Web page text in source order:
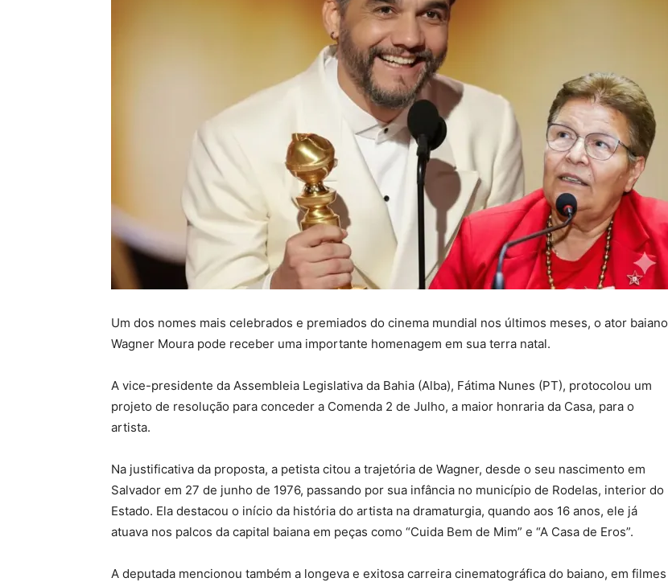
Um dos nomes mais celebrados e premiados do cinema mundial nos últimos meses, o ator baiano
Wagner Moura pode receber uma importante homenagem em sua terra natal.
A vice-presidente da Assembleia Legislativa da Bahia (Alba), Fátima Nunes (PT), protocolou um
projeto de resolução para conceder a Comenda 2 de Julho, a maior honraria da Casa, para o
artista.
Na justificativa da proposta, a petista citou a trajetória de Wagner, desde o seu nascimento em
Salvador em 27 de junho de 1976, passando por sua infância no município de Rodelas, interior do
Estado. Ela destacou o início da história do artista na dramaturgia, quando aos 16 anos, ele já
atuava nos palcos da capital baiana em peças como “Cuida Bem de Mim” e “A Casa de Eros”.
A deputada mencionou também a longeva e exitosa carreira cinematográfica do baiano, em filmes